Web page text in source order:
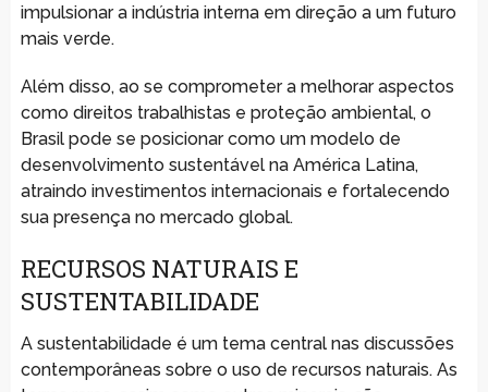
impulsionar a indústria interna em direção a um futuro
mais verde.
Além disso, ao se comprometer a melhorar aspectos
como direitos trabalhistas e proteção ambiental, o
Brasil pode se posicionar como um modelo de
desenvolvimento sustentável na América Latina,
atraindo investimentos internacionais e fortalecendo
sua presença no mercado global.
RECURSOS NATURAIS E
SUSTENTABILIDADE
A sustentabilidade é um tema central nas discussões
contemporâneas sobre o uso de recursos naturais. As